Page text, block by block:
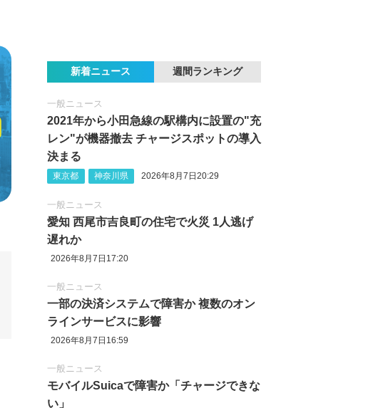
新着ニュース 週間ランキング
一般ニュース
2021年から小田急線の駅構内に設置の"充
レン"が機器撤去 チャージスポットの導入
決まる
東京都 神奈川県 2026年8月7日20:29
一般ニュース
愛知 西尾市吉良町の住宅で火災 1人逃げ
遅れか
2026年8月7日17:20
一般ニュース
一部の決済システムで障害か 複数のオン
ラインサービスに影響
2026年8月7日16:59
一般ニュース
モバイルSuicaで障害か「チャージできな
い」